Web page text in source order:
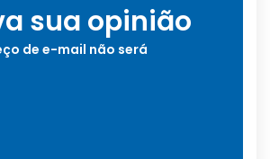
sua opinião
de e-mail não será